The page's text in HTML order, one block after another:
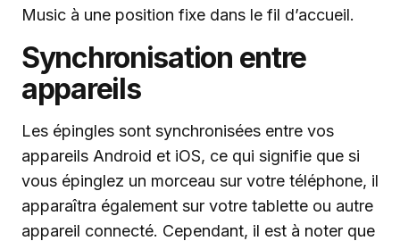
Music à une position fixe dans le fil d’accueil.
Synchronisation entre
appareils
Les épingles sont synchronisées entre vos
appareils Android et iOS, ce qui signifie que si
vous épinglez un morceau sur votre téléphone, il
apparaîtra également sur votre tablette ou autre
appareil connecté. Cependant, il est à noter que